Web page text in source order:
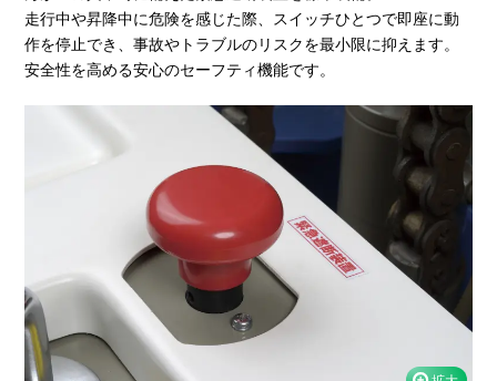
走行中や昇降中に危険を感じた際、スイッチひとつで即座に動
作を停止でき、事故やトラブルのリスクを最小限に抑えます。
安全性を高める安心のセーフティ機能です。